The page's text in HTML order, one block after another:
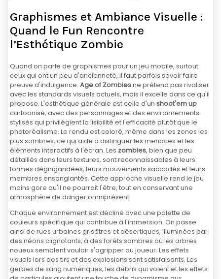
Graphismes et Ambiance Visuelle :
Quand le Fun Rencontre
l’Esthétique Zombie
Quand on parle de graphismes pour un jeu mobile, surtout
ceux qui ont un peu d'ancienneté, il faut parfois savoir faire
preuve d'indulgence. Age of Zombiesne prétend pas rivaliser
avec les standards visuels actuels, mais il excelle dans ce qu'il
propose. L'esthétique générale est celle d'un shoot'em up
cartoonisé, avec des personnages et des environnements
stylisés qui privilégient la lisibilité et l'efficacité plutôt que le
photoréalisme. Le rendu est coloré, même dans les zones les
plus sombres, ce qui aide à distinguer les menaces et les
éléments interactifs à l'écran. Les zombies, bien que peu
détaillés dans leurs textures, sont reconnaissables à leurs
formes dégingandées, leurs mouvements saccadés et leurs
membres ensanglantés. Cette approche visuelle rend le jeu
moins gore qu'il ne pourrait l'être, tout en conservant une
atmosphère de danger omniprésent.
Chaque environnement est décliné avec une palette de
couleurs spécifique qui contribue à l'immersion. On passe
ainsi de rues urbaines grisâtres et désertiques, illuminées par
des néons clignotants, à des forêts sombres où les arbres
noueux semblent vouloir s'agripper au joueur. Les effets
visuels lors des tirs et des explosions sont satisfaisants. Les
gerbes de sang numériques, les débris qui volent et les effets